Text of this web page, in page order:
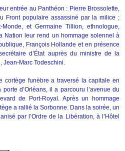
entrée au Panthéon : Pierre Brossolette,
Front populaire assassiné par la milice ;
Monde, et Germaine Tillion, ethnologue,
Nation leur rend un hommage solennel à
François Hollande et en présence
d’État auprès du ministre de la
Jean-Marc Todeschini.
cortège funèbre a traversé la capitale en
d’Orléans, il a parcouru l’avenue du
de Port-Royal. Après un hommage
a rallié la Sorbonne. Dans la soirée, un
par l’Ordre de la Libération, à l’Hôtel